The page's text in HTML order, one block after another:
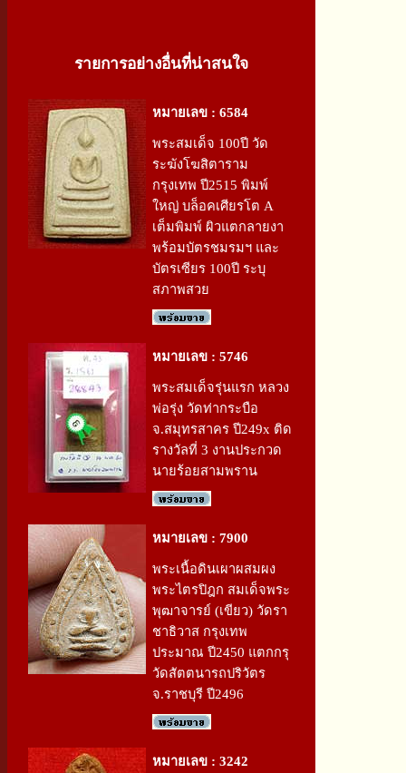
รายการอย่างอื่นที่น่าสนใจ
หมายเลข : 6584
พระสมเด็จ 100ปี วัด
ระฆังโฆสิตาราม
กรุงเทพ ปี2515 พิมพ์
ใหญ่ บล็อคเศียรโต A
เต็มพิมพ์ ผิวแตกลายงา
พร้อมบัตรชมรมฯ และ
บัตรเซียร 100ปี ระบุ
สภาพสวย
หมายเลข : 5746
พระสมเด็จรุ่นแรก หลวง
พ่อรุ่ง วัดท่ากระบือ
จ.สมุทรสาคร ปี249x ติด
รางวัลที่ 3 งานประกวด
นายร้อยสามพราน
หมายเลข : 7900
พระเนื้อดินเผาผสมผง
พระไตรปิฎก สมเด็จพระ
พุฒาจารย์ (เขียว) วัดรา
ชาธิวาส กรุงเทพ
ประมาณ ปี2450 แตกกรุ
วัดสัตตนารถปริวัตร
จ.ราชบุรี ปี2496
หมายเลข : 3242